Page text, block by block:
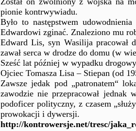
pionie kontrwywiadu.
Było to następstwem
Edwardowi zginać. Znaleziono mu
Edward Lis, syn Wasilija
zawał serca w drodze do domu (w
Sześć lat później w wypadku
Ojciec Tomasza Lisa – Stiepan (od
Zawsze jedak pod „patronatem“
zawodzie nie przepracował
podoficer polityczny, z czasem
prowokacji i dywersji.
http://kontrowersje.net/tresc/